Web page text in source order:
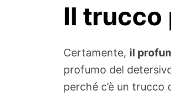
Il trucco
Certamente, il
profumo del
perché c’è un